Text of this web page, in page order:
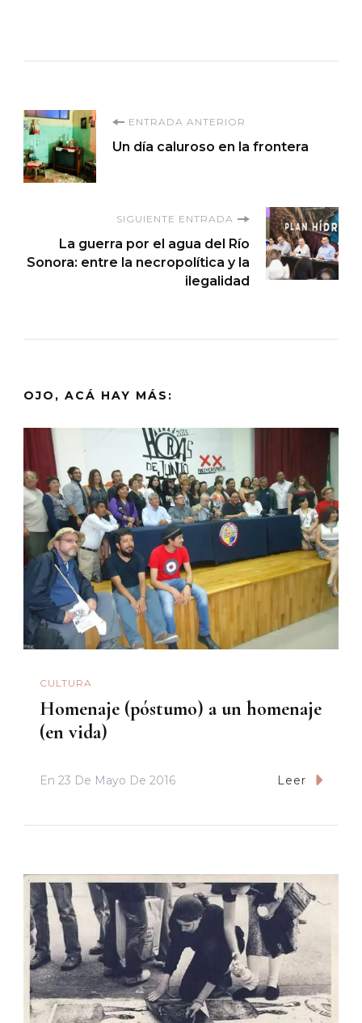
Navegación
de
entradas
ENTRADA ANTERIOR
Un día caluroso en la frontera
SIGUIENTE ENTRADA
La guerra por el agua del Río
Sonora: entre la necropolítica y la
ilegalidad
OJO, ACÁ HAY MÁS:
CULTURA
Homenaje (póstumo) a un homenaje
(en vida)
En 23 De Mayo De 2016 Leer